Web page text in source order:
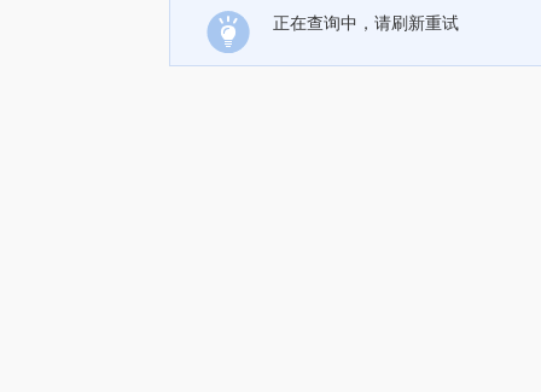
正在查询中，请刷新重试